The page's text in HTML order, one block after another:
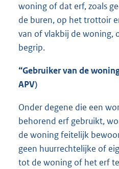
woning of dat erf, zoals
de buren, op het trottoir
van of vlakbij de woning,
begrip.
“Gebruiker van de
APV)
Onder degene die een
behorend erf gebruikt,
de woning feitelijk
geen huurrechtelijke of
tot de woning of het erf